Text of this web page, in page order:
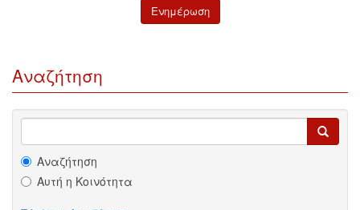
Αναζήτηση
Αναζήτηση
Αυτή η Κοινότητα